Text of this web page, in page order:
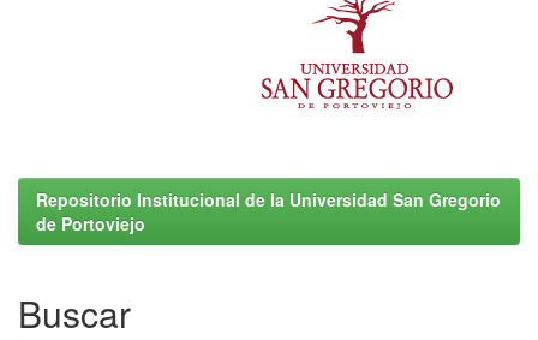
Repositorio Institucional de la Universidad San Gregorio
de Portoviejo
Buscar